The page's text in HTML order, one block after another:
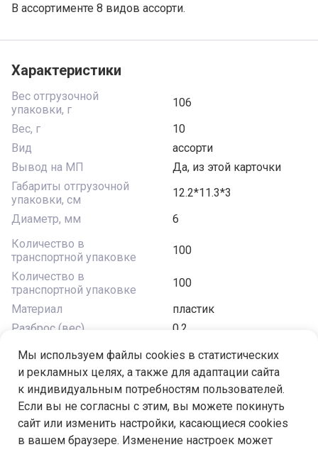
В ассортименте 8 видов ассорти.
Характеристики
Вес отгрузочной
упаковки, г
106
Вес, г
10
Вид
ассорти
Вывод на МП
Да, из этой карточки
Габариты отгрузочной
упаковки, см
12.2*11.3*3
Диаметр, мм
6
Количество в
транспортной упаковке
100
Количество в
транспортной упаковке
100
Материал
пластик
Разброс (вес)
0.2
Мы используем файлы cookies в статистических
и рекламных целях, а также для адаптации сайта
к индивидуальным потребностям пользователей.
Если вы не согласны с этим, вы можете покинуть
сайт или изменить настройки, касающиеся cookies
в вашем браузере. Изменение настроек может